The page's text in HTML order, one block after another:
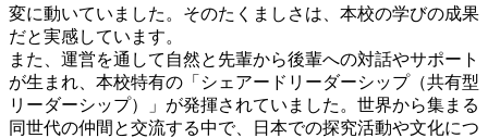
変に動いていました。そのたくましさは、本校の学びの成果
だと実感しています。
また、運営を通して自然と先輩から後輩への対話やサポート
が生まれ、本校特有の「シェアードリーダーシップ（共有型
リーダーシップ）」が発揮されていました。世界から集まる
同世代の仲間と交流する中で、日本での探究活動や文化につ